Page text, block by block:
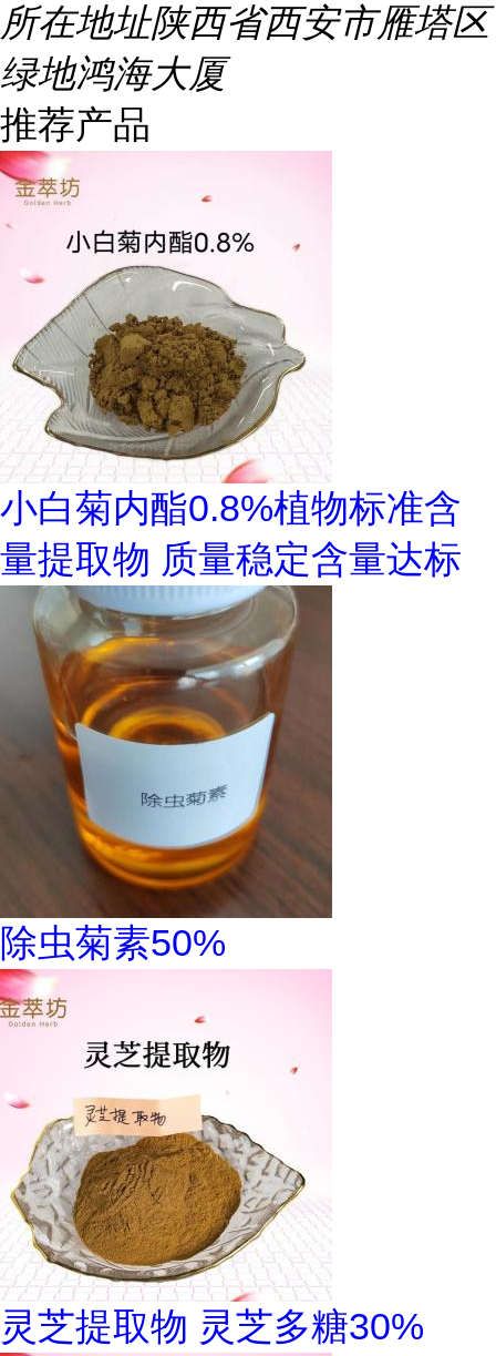
所在地址陕西省西安市雁塔区
绿地鸿海大厦
推荐产品
小白菊内酯0.8%植物标准含
量提取物 质量稳定含量达标
除虫菊素50%
灵芝提取物 灵芝多糖30%